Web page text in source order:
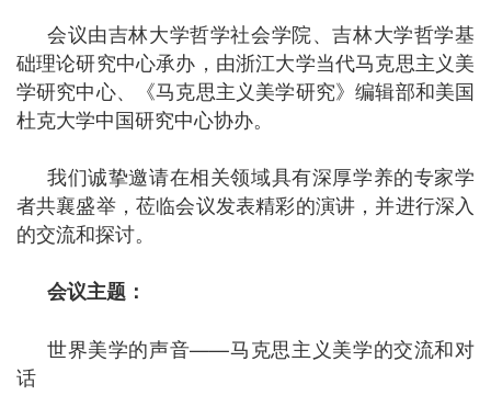
会议由吉林大学哲学社会学院、吉林大学哲学基
础理论研究中心承办，由浙江大学当代马克思主义美
学研究中心、《马克思主义美学研究》编辑部和美国
杜克大学中国研究中心协办。
我们诚挚邀请在相关领域具有深厚学养的专家学
者共襄盛举，莅临会议发表精彩的演讲，并进行深入
的交流和探讨。
会议主题：
世界美学的声音——马克思主义美学的交流和对
话